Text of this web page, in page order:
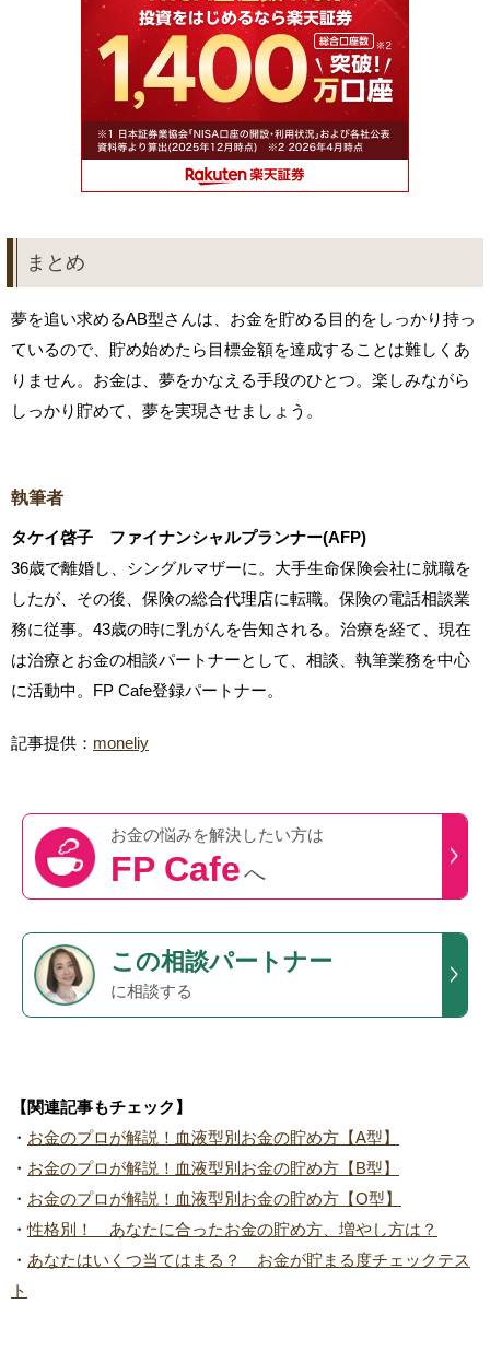
まとめ
夢を追い求めるAB型さんは、お金を貯める目的をしっかり持っ
ているので、貯め始めたら目標金額を達成することは難しくあ
りません。お金は、夢をかなえる手段のひとつ。楽しみながら
しっかり貯めて、夢を実現させましょう。
執筆者
タケイ啓子 ファイナンシャルプランナー(AFP)
36歳で離婚し、シングルマザーに。大手生命保険会社に就職を
したが、その後、保険の総合代理店に転職。保険の電話相談業
務に従事。43歳の時に乳がんを告知される。治療を経て、現在
は治療とお金の相談パートナーとして、相談、執筆業務を中心
に活動中。FP Cafe登録パートナー。
記事提供： moneliy
お金の悩みを解決したい方は
FP Cafeへ
この相談パートナー
に相談する
【関連記事もチェック】
・ お金のプロが解説！血液型別お金の貯め方【A型】
・ お金のプロが解説！血液型別お金の貯め方【B型】
・ お金のプロが解説！血液型別お金の貯め方【O型】
・性格別！ あなたに合ったお金の貯め方、増やし方は？
・ あなたはいくつ当てはまる？ お金が貯まる度チェックテス
ト